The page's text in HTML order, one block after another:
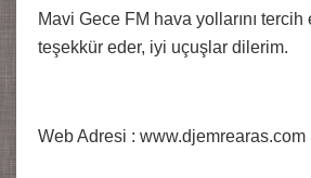
Mavi Gece FM hava yollarını
teşekkür eder, iyi uçuşlar dilerim.
Web Adresi : www.djemrearas.com